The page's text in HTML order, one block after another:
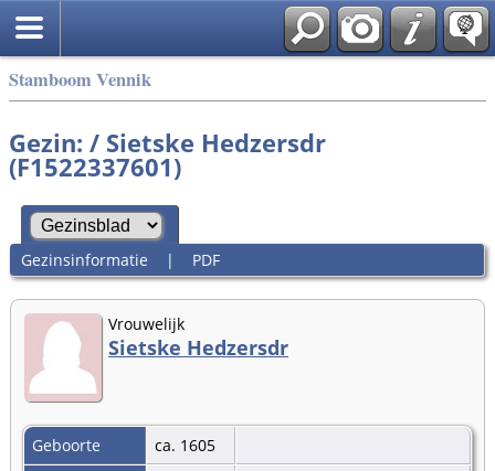
Stamboom Vennik
Gezin: / Sietske Hedzersdr
(F1522337601)
Gezinsinformatie | PDF
Vrouwelijk
Sietske Hedzersdr
Geboorte
ca. 1605